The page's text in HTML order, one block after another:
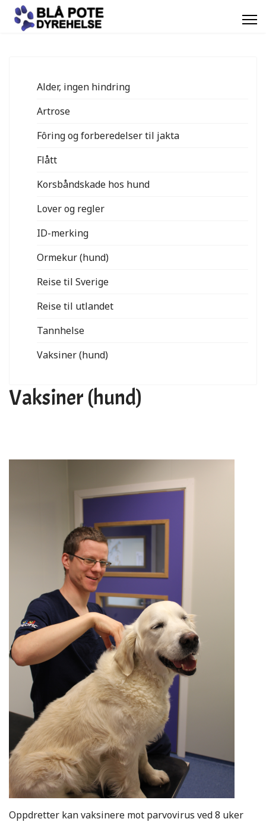
Alder, ingen hindring
Artrose
Fôring og forberedelser til jakta
Flått
Korsbåndskade hos hund
Lover og regler
ID-merking
Ormekur (hund)
Reise til Sverige
Reise til utlandet
Tannhelse
Vaksiner (hund)
Vaksiner (hund)
Oppdretter kan vaksinere mot parvovirus ved 8 uker